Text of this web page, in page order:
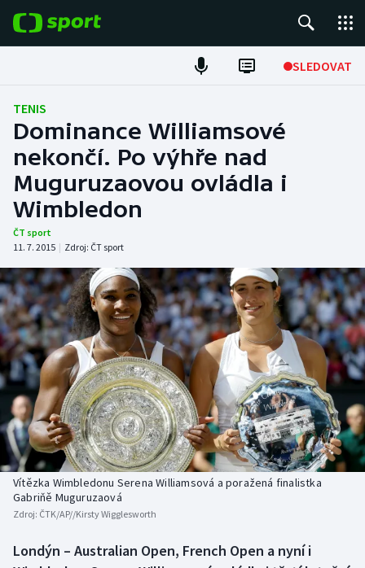
SLEDOVAT
Fotbal
Hokej
Tenis
Atletika
DALŠÍ SPORTY
Americký fotbal
Baseball a softbal
Basketbal
Biatlon
Boby a skeleton
NEPŘEHLÉDNĚTE
Soutěže
Historické návraty
Aplikace ČT sport
AZ kvíz
TENIS
Dominance Williamsové
nekončí. Po výhře nad
Muguruzaovou ovládla i
Wimbledon
ČT sport
11. 7. 2015 | Zdroj: ČT sport
Vítězka Wimbledonu Serena Williamsová a poražená finalistka
Gabriňě Muguruzaová
Zdroj: ČTK/AP//Kirsty Wigglesworth
Londýn – Australian Open, French Open a nyní i